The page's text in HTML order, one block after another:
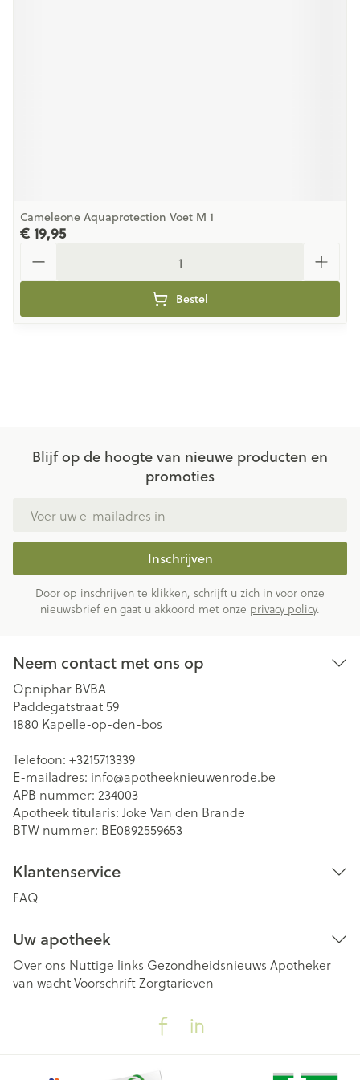
Cameleone Aquaprotection Voet M 1
€ 19,95
Bestel
Blijf op de hoogte van nieuwe producten en
promoties
Inschrijven
Door op inschrijven te klikken, schrijft u zich in voor onze
nieuwsbrief en gaat u akkoord met onze privacy policy.
Neem contact met ons op
Opniphar BVBA
Paddegatstraat 59
1880 Kapelle-op-den-bos
Telefoon: +3215713339
E-mailadres: info@apotheeknieuwenrode.be
APB nummer: 234003
Apotheek titularis: Joke Van den Brande
BTW nummer: BE0892559653
Klantenservice
FAQ
Uw apotheek
Over ons Nuttige links Gezondheidsnieuws Apotheker
van wachtVoorschriftZorgtarieven